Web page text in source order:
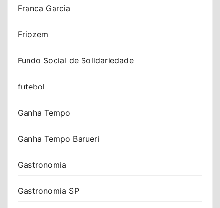
Franca Garcia
Friozem
Fundo Social de Solidariedade
futebol
Ganha Tempo
Ganha Tempo Barueri
Gastronomia
Gastronomia SP